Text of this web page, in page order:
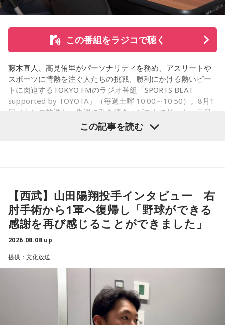
この番組をラジコで聴く
藤木直人、高見侑里がパーソナリティを務め、アスリートや
スポーツに情熱を注ぐ人たちの挑戦、勝利にかける熱いビー
トに肉迫するTOKYO FMのラジオ番組「SPORTS BEAT
supported by TOYOTA」（毎週土曜 10:00～10:50）。8月1
日（土）の放送も、先週に引き続き、ゲストにサッカー元日
本代表の福田正博さんが登場！ 当記事では、「FIFAワールド
カップ26（以下、W杯）」でブラジルに対する発言が波紋を
（左から）福田正博さん、藤木直人、高見侑里
1966年生まれの福田正博さんは、日本人初のJリーグ得点王に
45試合出場で9ゴールを記録するなど活躍を見せ、1993年に
はW杯アジア地区最終予選にも出場しました。2002年に現役
を引退した後は、サッカー解説者としてメディアでの活動の
ほか、講演会やサッカー教室をおこなうなど、自身の経験を
活かしながら幅広く活動しています。
この記事を読む
【西武】山田陽翔投手インタビュー 右
肘手術から1軍へ復帰し「野球ができる
感謝を再び感じることができました」
2026.08.08 up
提供：文化放送